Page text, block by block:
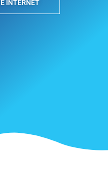
INTERNET